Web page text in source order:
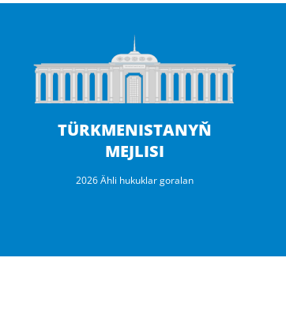
TÜRKMENISTANYŇ
MEJLISI
2026 Ähli hukuklar goralan